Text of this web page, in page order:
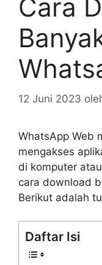
Cara
12 Juni 2023
WhatsApp Web
mengakses
di komputer
cara download
Berikut adalah
Daftar Isi